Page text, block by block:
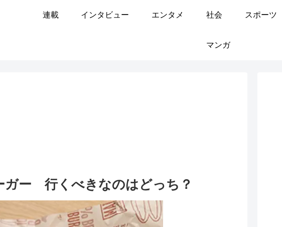
連載 インタビュー エンタメ 社会 スポーツ
マンガ
ガー 行くべきなのはどっち？